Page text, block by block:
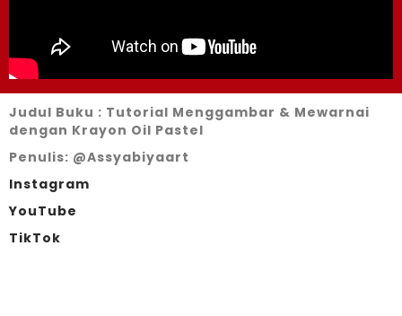
Judul Buku : Tutorial Menggambar & Mewarnai
dengan Krayon Oil Pastel
Penulis: @Assyabiyaart
Instagram
YouTube
TikTok